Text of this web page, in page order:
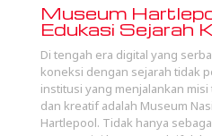
Museum
Edukasi Sejarah
Di tengah era digital yang
koneksi dengan sejarah tidak
institusi yang menjalankan
dan kreatif adalah Museum
Hartlepool. Tidak hanya